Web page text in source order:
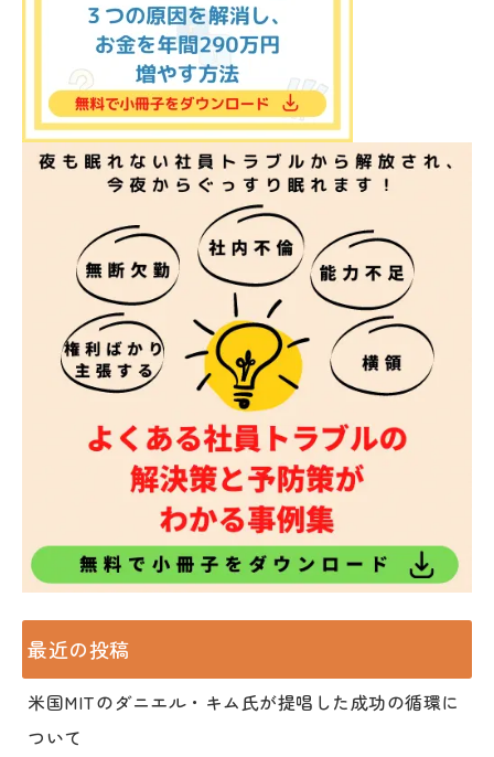
最近の投稿
米国MITのダニエル・キム氏が提唱した成功の循環に
ついて